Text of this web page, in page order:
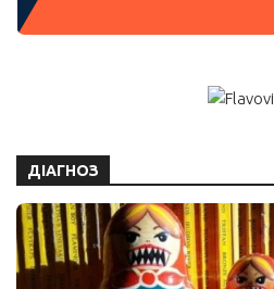
ДІАГНОЗ